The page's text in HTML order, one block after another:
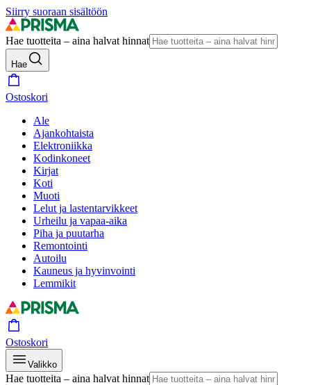
Siirry suoraan sisältöön
Hae tuotteita – aina halvat hinnat
Hae
Ostoskori
Ale
Ajankohtaista
Elektroniikka
Kodinkoneet
Kirjat
Koti
Muoti
Lelut ja lastentarvikkeet
Urheilu ja vapaa-aika
Piha ja puutarha
Remontointi
Autoilu
Kauneus ja hyvinvointi
Lemmikit
Ostoskori
Valikko
Hae tuotteita – aina halvat hinnat